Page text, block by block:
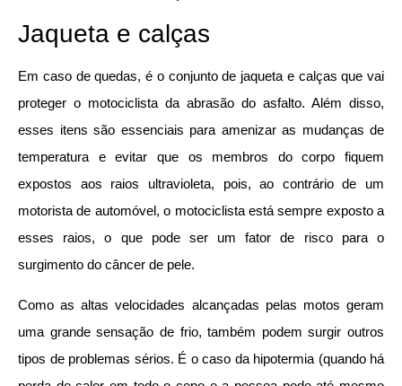
Jaqueta e calças
Em caso de quedas, é o conjunto de jaqueta e calças que vai
proteger o motociclista da abrasão do asfalto. Além disso,
esses itens são essenciais para amenizar as mudanças de
temperatura e evitar que os membros do corpo fiquem
expostos aos raios ultravioleta, pois, ao contrário de um
motorista de automóvel, o motociclista está sempre exposto a
esses raios, o que pode ser um fator de risco para o
surgimento do câncer de pele.
Como as altas velocidades alcançadas pelas motos geram
uma grande sensação de frio, também podem surgir outros
tipos de problemas sérios. É o caso da hipotermia (quando há